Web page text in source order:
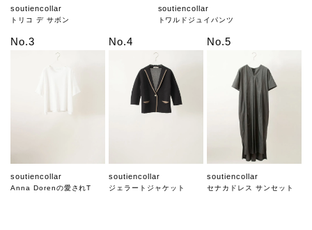
soutiencollar
トリコ デ サボン
soutiencollar
トワルドジュイパンツ
No.3
soutiencollar
Anna Dorenの愛されT
No.4
soutiencollar
ジェラートジャケット
No.5
soutiencollar
セナカドレス サンセット